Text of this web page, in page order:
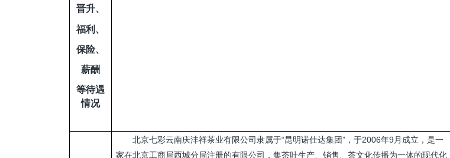
晋升、
福利、
保险、
薪酬
等待遇
情况
北京七彩云南庆沣祥茶业有限公司隶属于“昆明诺仕达集团”，于2006年9月成立，是一
家在北京工商局西城分局注册的有限公司，集茶叶生产、销售、茶文化传播为一体的现代化